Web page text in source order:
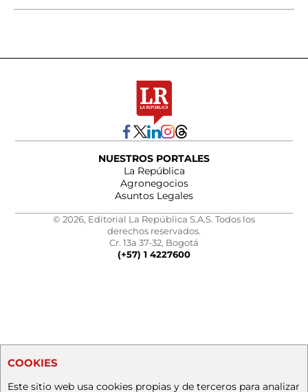
NUESTROS PORTALES
La República
Agronegocios
Asuntos Legales
© 2026, Editorial La República S.A.S. Todos los
derechos reservados.
Cr. 13a 37-32, Bogotá
(+57) 1 4227600
COOKIES
Este sitio web usa cookies propias y de terceros para analizar